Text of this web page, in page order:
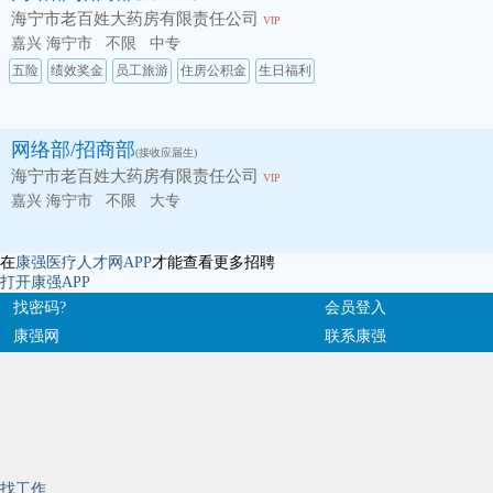
海宁市老百姓大药房有限责任公司 VIP
嘉兴 海宁市 不限 中专
五险 绩效奖金 员工旅游 住房公积金 生日福利
网络部/招商部(接收应届生)
海宁市老百姓大药房有限责任公司 VIP
嘉兴 海宁市 不限 大专
在康强医疗人才网APP才能查看更多招聘
打开康强APP
找密码?
会员登入
康强网
联系康强
找工作